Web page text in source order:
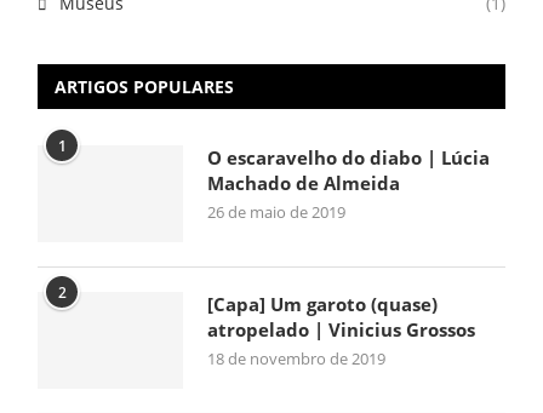
ARTIGOS POPULARES
1
O escaravelho do diabo | Lúcia
Machado de Almeida
26 de maio de 2019
2
[Capa] Um garoto (quase)
atropelado | Vinicius Grossos
18 de novembro de 2019